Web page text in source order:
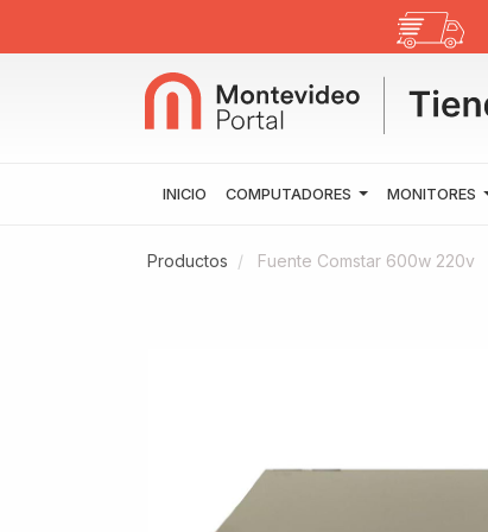
INICIO COMPUTADORES MONITORES
Productos Fuente Comstar 600w 220v